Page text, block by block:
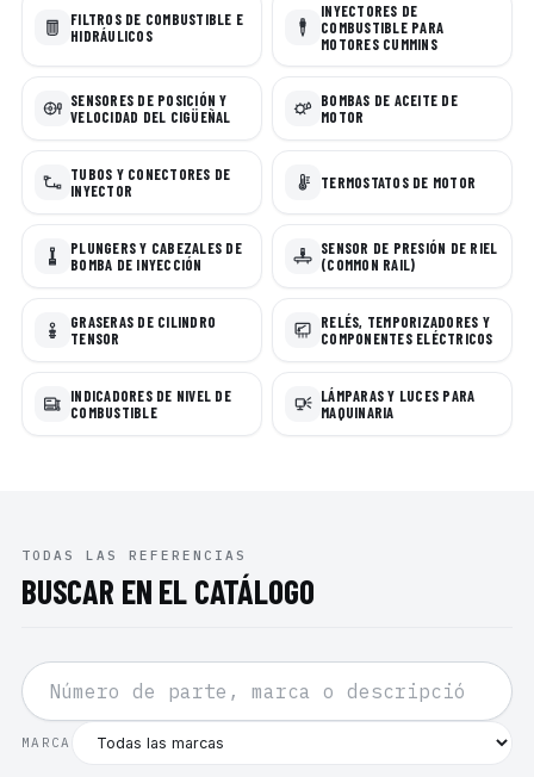
FILTROS DE COMBUSTIBLE E
HIDRÁULICOS
INYECTORES DE
COMBUSTIBLE PARA
MOTORES CUMMINS
SENSORES DE POSICIÓN Y
VELOCIDAD DEL CIGÜEÑAL
BOMBAS DE ACEITE DE
MOTOR
TUBOS Y CONECTORES DE
INYECTOR
TERMOSTATOS DE MOTOR
PLUNGERS Y CABEZALES DE
BOMBA DE INYECCIÓN
SENSOR DE PRESIÓN DE RIEL
(COMMON RAIL)
GRASERAS DE CILINDRO
TENSOR
RELÉS, TEMPORIZADORES Y
COMPONENTES ELÉCTRICOS
INDICADORES DE NIVEL DE
COMBUSTIBLE
LÁMPARAS Y LUCES PARA
MAQUINARIA
TODAS LAS REFERENCIAS
BUSCAR EN EL CATÁLOGO
MARCA